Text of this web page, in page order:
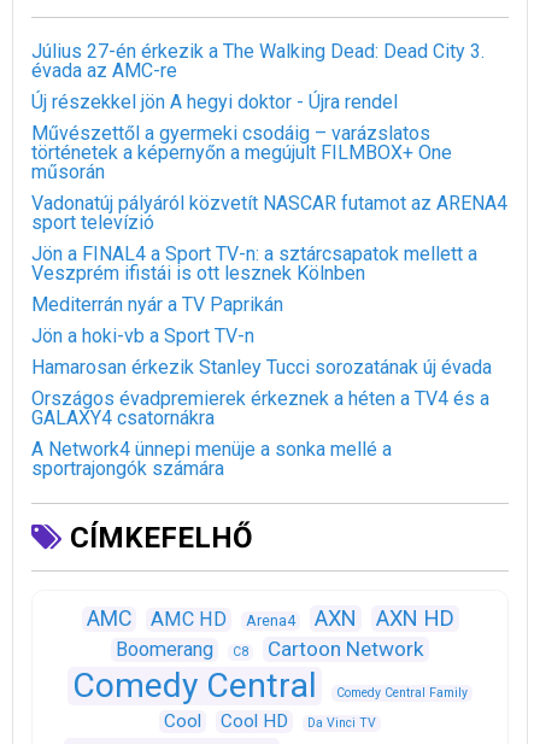
Július 27-én érkezik a The Walking Dead: Dead City 3.
évada az AMC-re
Új részekkel jön A hegyi doktor - Újra rendel
Művészettől a gyermeki csodáig – varázslatos
történetek a képernyőn a megújult FILMBOX+ One
műsorán
Vadonatúj pályáról közvetít NASCAR futamot az ARENA4
sport televízió
Jön a FINAL4 a Sport TV-n: a sztárcsapatok mellett a
Veszprém ifistái is ott lesznek Kölnben
Mediterrán nyár a TV Paprikán
Jön a hoki-vb a Sport TV-n
Hamarosan érkezik Stanley Tucci sorozatának új évada
Országos évadpremierek érkeznek a héten a TV4 és a
GALAXY4 csatornákra
A Network4 ünnepi menüje a sonka mellé a
sportrajongók számára
CÍMKEFELHŐ
AMC AMC HD Arena4 AXN AXN HD
Boomerang C8 Cartoon Network
Comedy Central Comedy Central Family
Cool Cool HD Da Vinci TV